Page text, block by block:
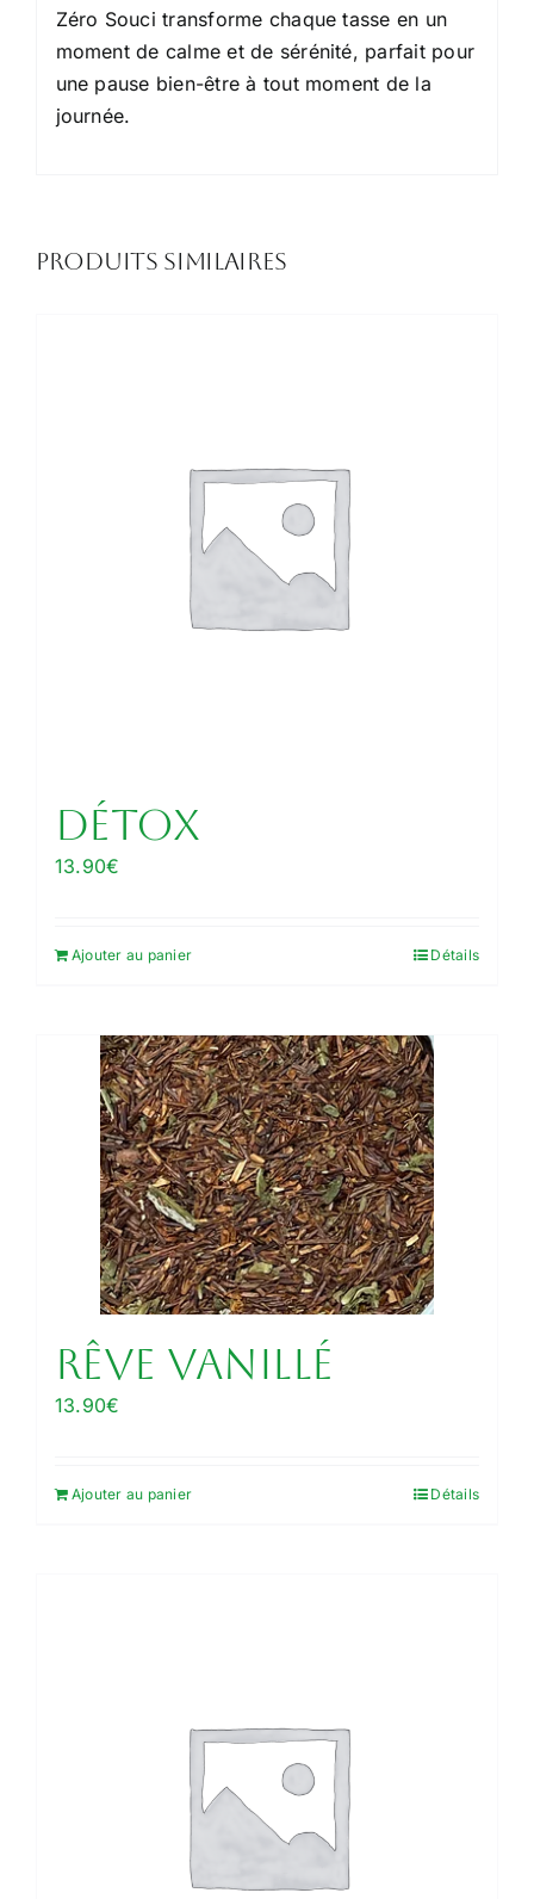
Zéro Souci transforme chaque tasse en un
moment de calme et de sérénité, parfait pour
une pause bien-être à tout moment de la
journée.
Produits similaires
Détox
13.90€
Ajouter au panier Détails
Rêve Vanillé
13.90€
Ajouter au panier Détails